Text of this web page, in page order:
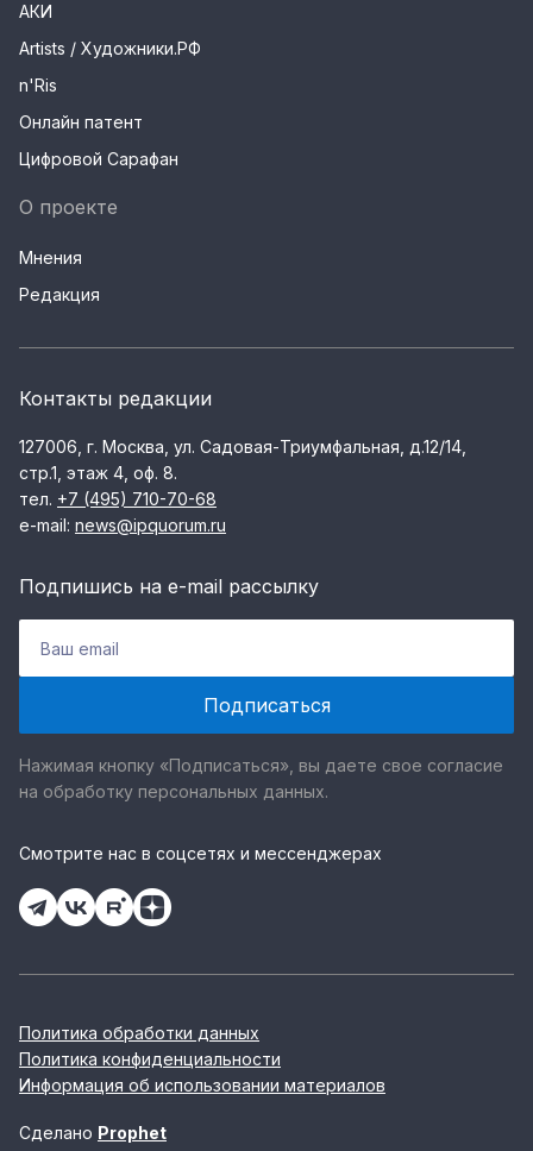
АКИ
Artists / Художники.РФ
n'Ris
Онлайн патент
Цифровой Сарафан
О проекте
Мнения
Редакция
Контакты редакции
127006, г. Москва, ул. Садовая-Триумфальная, д.12/14,
стр.1, этаж 4, оф. 8.
тел. +7 (495) 710-70-68
e-mail: news@ipquorum.ru
Подпишись на e-mail рассылку
Нажимая кнопку «Подписаться», вы даете свое согласие
на обработку персональных данных.
Смотрите нас в соцсетях и мессенджерах
Политика обработки данных
Политика конфиденциальности
Информация об использовании материалов
Сделано Prophet